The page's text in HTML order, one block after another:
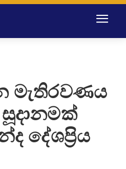
මැතිරවණය
දේශප්‍රිය